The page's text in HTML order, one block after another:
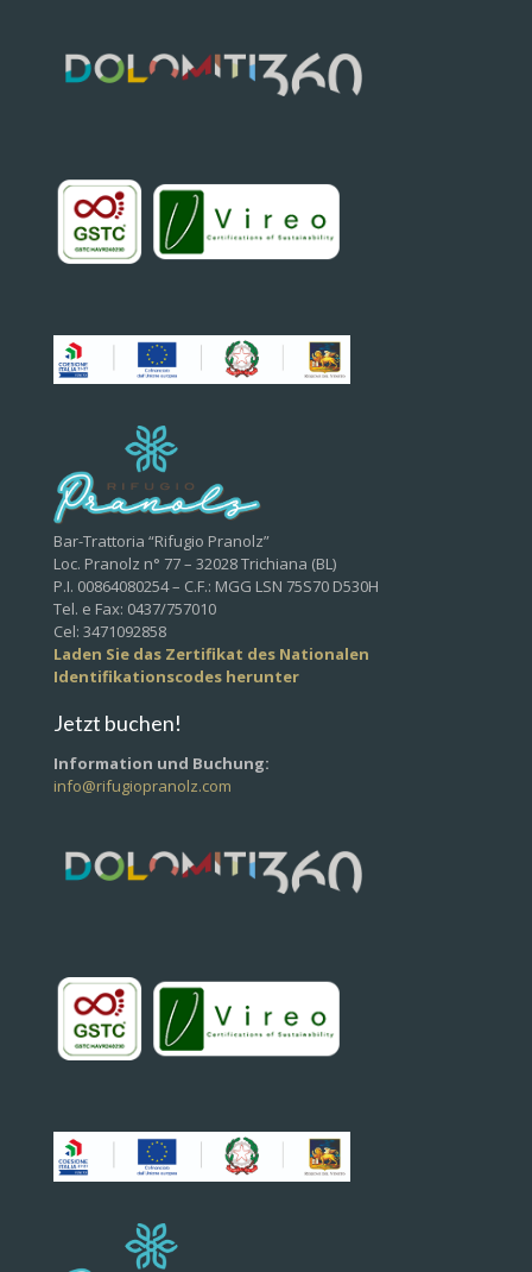
Bar-Trattoria “Rifugio Pranolz”
Loc. Pranolz n° 77 – 32028 Trichiana (BL)
P.I. 00864080254 – C.F.: MGG LSN 75S70 D530H
Tel. e Fax: 0437/757010
Cel: 3471092858
Laden Sie das Zertifikat des Nationalen
Identifikationscodes herunter
Jetzt buchen!
Information und Buchung:
info@rifugiopranolz.com